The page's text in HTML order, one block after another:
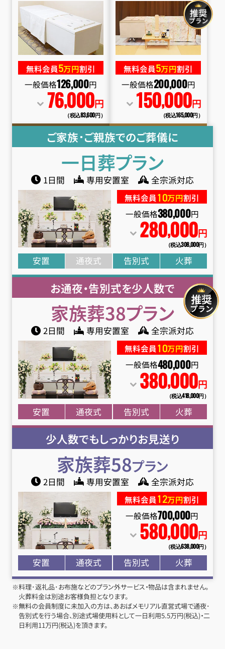
無料会員5万円割引
一般価格126,000円
76,000円
（税込83,600円）
無料会員5万円割引
一般価格200,000円
150,000円
（税込165,000円）
ご家族･ご親族でのご葬儀に
一日葬プラン
1日間 専用安置室 全宗派対応
無料会員10万円割引
一般価格380,000円
280,000円
（税込308,000円）
安置 通夜式 告別式 火葬
お通夜・告別式を少人数で
家族葬38プラン
2日間 専用安置室 全宗派対応
無料会員10万円割引
一般価格480,000円
380,000円
（税込418,000円）
安置 通夜式 告別式 火葬
少人数でもしっかりお見送り
家族葬58プラン
2日間 専用安置室 全宗派対応
無料会員12万円割引
一般価格700,000円
580,000円
（税込638,000円）
安置 通夜式 告別式 火葬
※料理･返礼品･お布施などのプラン外サービス・物品は含まれません。
火葬料金は別途お客様負担となります。
※無料の会員制度に未加入の方は、あおばメモリアル直営式場で通夜･
告別式を行う場合、別途式場使用料として一日利用5.5万円(税込)・二
日利用11万円(税込)を頂きます。